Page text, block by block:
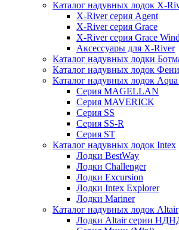
Каталог надувных лодок X-
X-River серия Agent
X-River серия Grace
X-River серия Grace Wind
Аксессуары для X-River
Каталог надувных лодки
Каталог надувных лодок
Каталог надувных лодок
Серия MAGELLAN
Серия MAVERICK
Серия SS
Серия SS-R
Серия ST
Каталог надувных лодок Intex
Лодки BestWay
Лодки Challenger
Лодки Excursion
Лодки Intex Explorer
Лодки Mariner
Каталог надувных лодок Altair
Лодки Altair серии